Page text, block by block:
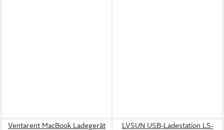
Ventarent MacBook Ladegerät
LVSUN USB-Ladestation LS-